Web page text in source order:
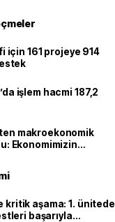
için 161 projeye 914
işlem hacmi 187,2
makroekonomik
Ekonomimizin
kritik aşama: 1. ünitede
başarıyla